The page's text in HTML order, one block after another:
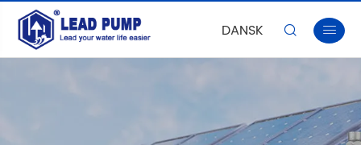
DANSK  